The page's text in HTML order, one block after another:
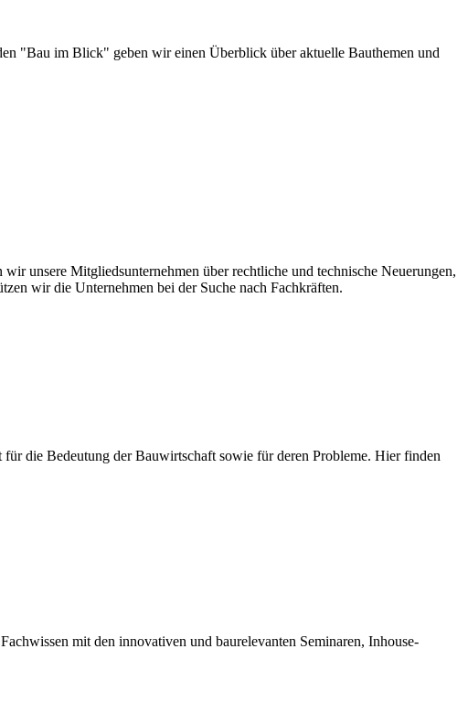
"Bau im Blick" geben wir einen Überblick über aktuelle Bauthemen und
unsere Mitgliedsunternehmen über rechtliche und technische Neuerungen,
wir die Unternehmen bei der Suche nach Fachkräften.
die Bedeutung der Bauwirtschaft sowie für deren Probleme. Hier finden
mit den innovativen und baurelevanten Seminaren, Inhouse-